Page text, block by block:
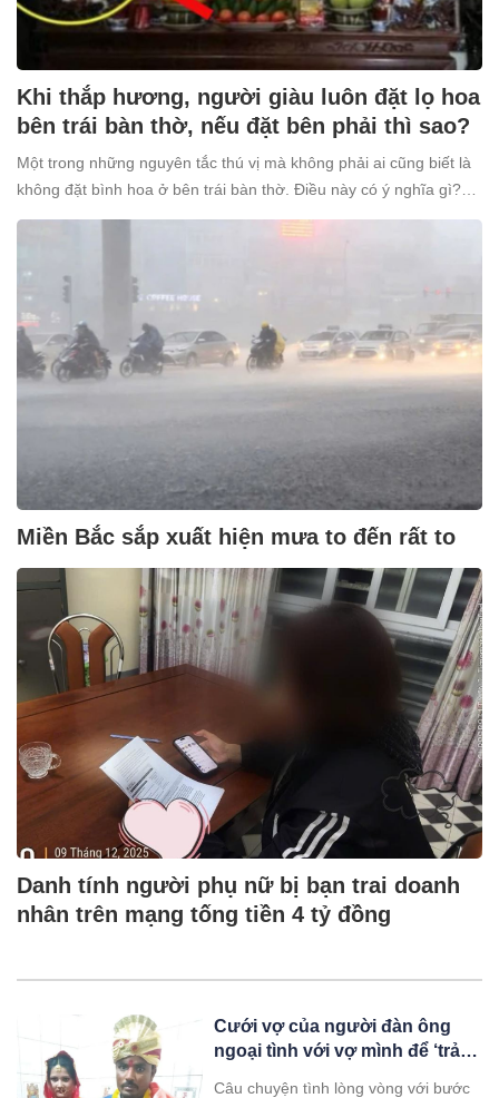
Khi thắp hương, người giàu luôn đặt lọ hoa
bên trái bàn thờ, nếu đặt bên phải thì sao?
Một trong những nguyên tắc thú vị mà không phải ai cũng biết là
không đặt bình hoa ở bên trái bàn thờ. Điều này có ý nghĩa gì?
Tại sao nhiều người giàu lại kiêng kỵ điều này?
Miền Bắc sắp xuất hiện mưa to đến rất to
Danh tính người phụ nữ bị bạn trai doanh
nhân trên mạng tống tiền 4 tỷ đồng
Cưới vợ của người đàn ông
ngoại tình với vợ mình để ‘trả
Câu chuyện tình lòng vòng với bước